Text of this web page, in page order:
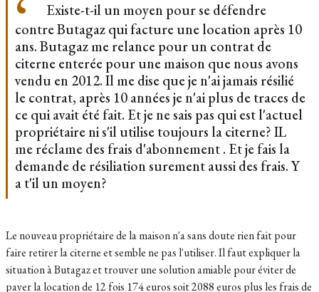
Existe-t-il un moyen pour se défendre
contre Butagaz qui facture une location après 10
ans. Butagaz me relance pour un contrat de
citerne enterée pour une maison que nous avons
vendu en 2012. Il me dise que je n'ai jamais résilié
le contrat, après 10 années je n'ai plus de traces de
ce qui avait été fait. Et je ne sais pas qui est l'actuel
propriétaire ni s'il utilise toujours la citerne? IL
me réclame des frais d'abonnement . Et je fais la
demande de résiliation surement aussi des frais. Y
a t'il un moyen?
Le nouveau propriétaire de la maison n'a sans doute rien fait pour
faire retirer la citerne et semble ne pas l'utiliser. Il faut expliquer la
situation à Butagaz et trouver une solution amiable pour éviter de
payer la location de 12 fois 174 euros soit 2088 euros plus les frais de